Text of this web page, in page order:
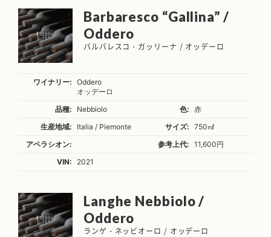
Barbaresco “Gallina” /
Oddero
バルバレスコ・ガッリーナ / オッデーロ
ワイナリー:
Oddero
オッデーロ
品種:
Nebbiolo 色:
赤
生産地域:
Italia / Piemonte サイズ:
750㎖
アペラシオン:
参考上代:
11,600円
VIN:
2021
Langhe Nebbiolo /
Oddero
ランゲ・ネッビオーロ / オッデーロ